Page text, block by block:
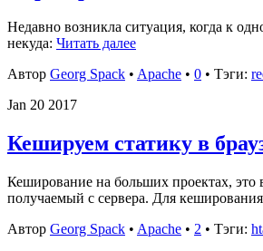
Недавно возникла ситуация, когда к
некуда: Читать далее
Автор Georg Spack • Apache • 0 • Тэги:
Jan 20 2017
Кешируем статику в
Кеширование на больших проектах, это
получаемый с сервера. Для
Автор Georg Spack • Apache • 2 • Тэги: